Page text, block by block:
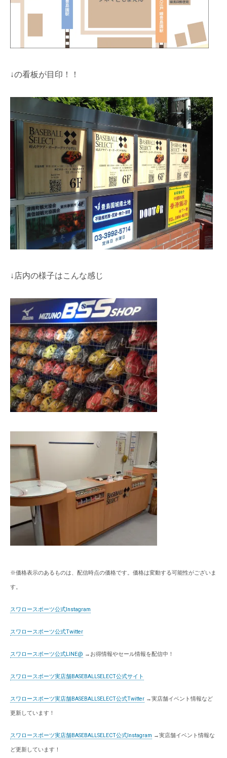
↓の看板が目印！！
↓店内の様子はこんな感じ
※価格表示のあるものは、配信時点の価格です。価格は変動する可能性がございま
す。
スワロースポーツ公式Instagram
スワロースポーツ公式Twitter
スワロースポーツ公式LINE@ →お得情報やセール情報を配信中！
スワロースポーツ実店舗BASEBALLSELECT公式サイト
スワロースポーツ実店舗BASEBALLSELECT公式Twitter →実店舗イベント情報など
更新しています！
スワロースポーツ実店舗BASEBALLSELECT公式Instagram →実店舗イベント情報な
ど更新しています！